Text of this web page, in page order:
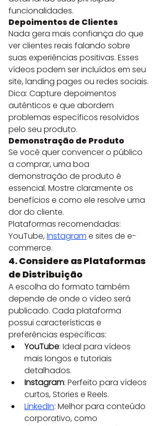
funcionalidades.
Depoimentos de Clientes
Nada gera mais confiança do que
ver clientes reais falando sobre
suas experiências positivas. Esses
vídeos podem ser incluídos em seu
site, landing pages ou redes sociais.
Dica: Capture depoimentos
autênticos e que abordem
problemas específicos resolvidos
pelo seu produto.
Demonstração de Produto
Se você quer convencer o público
a comprar, uma boa
demonstração de produto é
essencial. Mostre claramente os
benefícios e como ele resolve uma
dor do cliente.
Plataformas recomendadas:
YouTube, Instagram e sites de e-
commerce.
4. Considere as Plataformas
de Distribuição
A escolha do formato também
depende de onde o vídeo será
publicado. Cada plataforma
possui características e
preferências específicas:
YouTube: Ideal para vídeos
mais longos e tutoriais
detalhados.
Instagram: Perfeito para vídeos
curtos, Stories e Reels.
LinkedIn: Melhor para conteúdo
corporativo, como